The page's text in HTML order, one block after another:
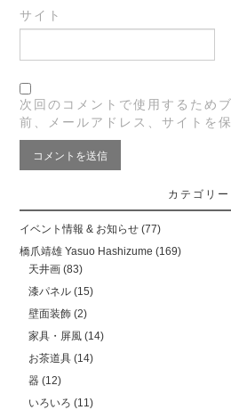
サイト
次回のコメントで使用するため
前、メールアドレス、サイトを保
カテゴリー
イベント情報 & お知らせ (77)
橋爪靖雄 Yasuo Hashizume (169)
天井画 (83)
漆パネル (15)
壁面装飾 (2)
家具・屏風 (14)
お茶道具 (14)
器 (12)
いろいろ (11)